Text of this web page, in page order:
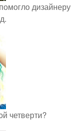
дизайнеру
четверти?